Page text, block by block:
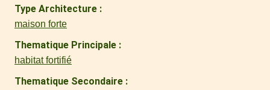
Type Architecture
maison forte
Thematique Principale
habitat fortifié
Thematique Secondaire